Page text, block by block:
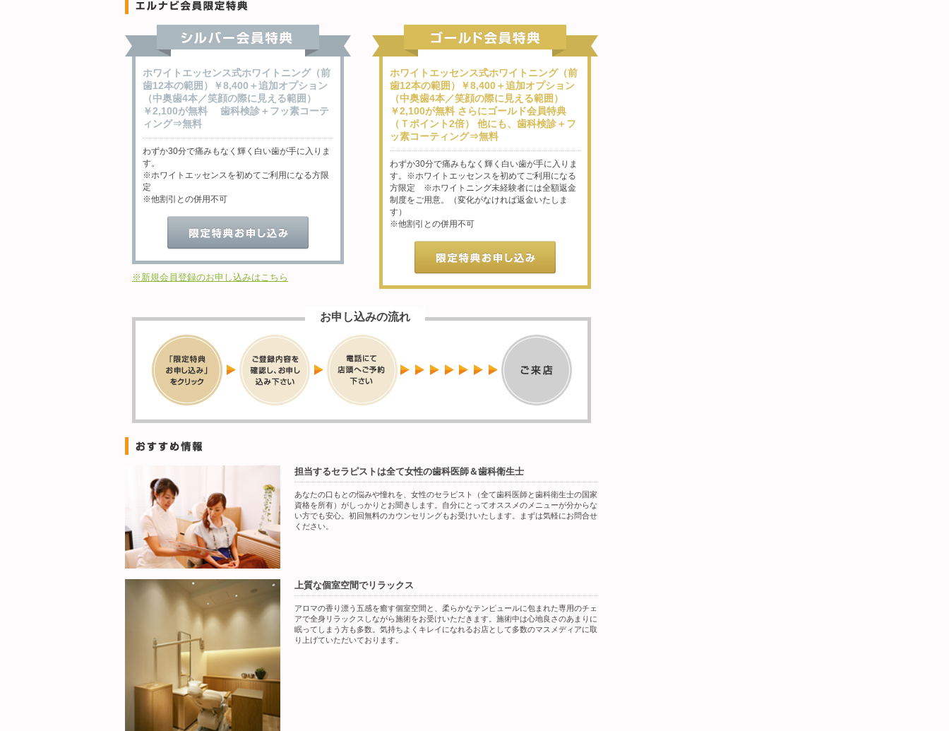
ホワイトエッセンス式ホワイトニング（前
歯12本の範囲）￥8,400＋追加オプション
（中奥歯4本／笑顔の際に見える範囲）
￥2,100が無料 歯科検診＋フッ素コーテ
ィング⇒無料
わずか30分で痛みもなく輝く白い歯が手に入りま
す。
※ホワイトエッセンスを初めてご利用になる方限
定
※他割引との併用不可
※新規会員登録のお申し込みはこちら
ホワイトエッセンス式ホワイトニング（前
歯12本の範囲）￥8,400＋追加オプション
（中奥歯4本／笑顔の際に見える範囲）
￥2,100が無料 さらにゴールド会員特典
（Ｔポイント2倍） 他にも、歯科検診＋フ
ッ素コーティング⇒無料
わずか30分で痛みもなく輝く白い歯が手に入りま
す。※ホワイトエッセンスを初めてご利用になる
方限定 ※ホワイトニング未経験者には全額返金
制度をご用意。（変化がなければ返金いたしま
す）
※他割引との併用不可
お申し込みの流れ
担当するセラピストは全て女性の歯科医師＆歯科衛生士
あなたの口もとの悩みや憧れを、女性のセラピスト（全て歯科医師と歯科衛生士の国家
資格を所有）がしっかりとお聞きします。自分にとってオススメのメニューが分からな
い方でも安心。初回無料のカウンセリングもお受けいたします。まずは気軽にお問合せ
ください。
上質な個室空間でリラックス
アロマの香り漂う五感を癒す個室空間と、柔らかなテンピュールに包まれた専用のチェ
アで全身リラックスしながら施術をお受けいただきます。施術中は心地良さのあまりに
眠ってしまう方も多数。気持ちよくキレイになれるお店として多数のマスメディアに取
り上げていただいております。